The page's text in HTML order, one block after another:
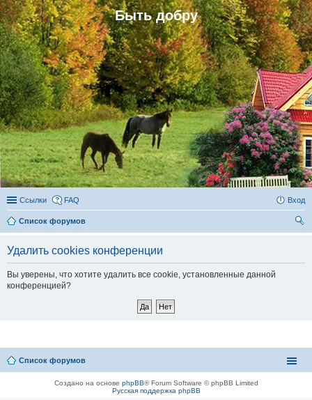
Быть добру
Ссылки FAQ Вход
Список форумов
Удалить cookies конференции
Вы уверены, что хотите удалить все cookie, установленные данной
конференцией?
Список форумов
Создано на основе phpBB® Forum Software © phpBB Limited
Русская поддержка phpBB